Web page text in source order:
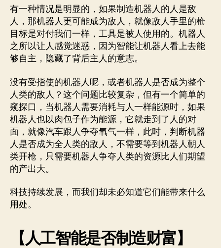
有一种情况是明显的，如果制造机器人的人是敌
人，那机器人更可能成为敌人，就像敌人手里的枪
目标是对付我们一样，工具是被人使用的。机器人
之所以让人感觉迷惑，因为智能让机器人看上去能
够自主，隐藏了背后主人的意志。
没有受指使的机器人呢，或者机器人是否成为整个
人类的敌人？这个问题比较复杂，但有一个简单的
窥探口，当机器人需要消耗与人一样能源时，如果
机器人也以肉包子作为能源，它就走到了人的对
面，就像汽车跟人争夺氧气一样，此时，判断机器
人是否成为全人类的敌人，不需要等到机器人朝人
类开枪，只需要机器人争夺人类的资源比人们期望
的产出大。
科技持续发展，而我们却未必知道它们能带来什么
用处。
【人工智能是否制造财富】